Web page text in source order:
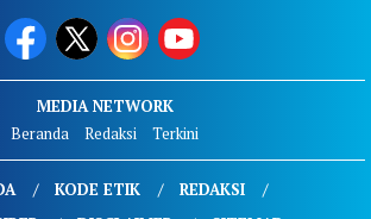
MEDIA NETWORK
Beranda
Redaksi Terkini
KODE ETIK
REDAKSI